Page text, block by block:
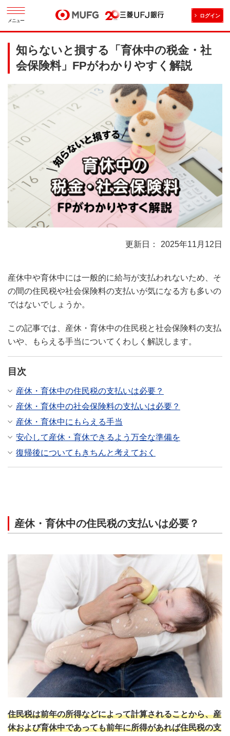
メニュー
ログイン
知らないと損する「育休中の税金・社
会保険料」FPがわかりやすく解説
2025年11月12日
産休中や育休中には一般的に給与が支払われないため、そ
の間の住民税や社会保険料の支払いが気になる方も多いの
ではないでしょうか。
この記事では、産休・育休中の住民税と社会保険料の支払
いや、もらえる手当についてくわしく解説します。
目次
産休・育休中の住民税の支払いは必要？
産休・育休中の社会保険料の支払いは必要？
産休・育休中にもらえる手当
安心して産休・育休できるよう万全な準備を
復帰後についてもきちんと考えておく
産休・育休中の住民税の支払いは必要？
住民税は前年の所得などによって計算されることから、産
休および育休中であっても前年に所得があれば住民税の支